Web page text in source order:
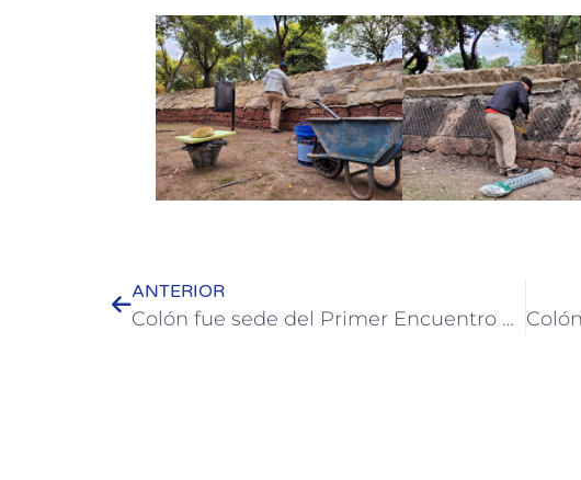
ANTERIOR
Colón fue sede del Primer Encuentro de Rodanteros del Litoral